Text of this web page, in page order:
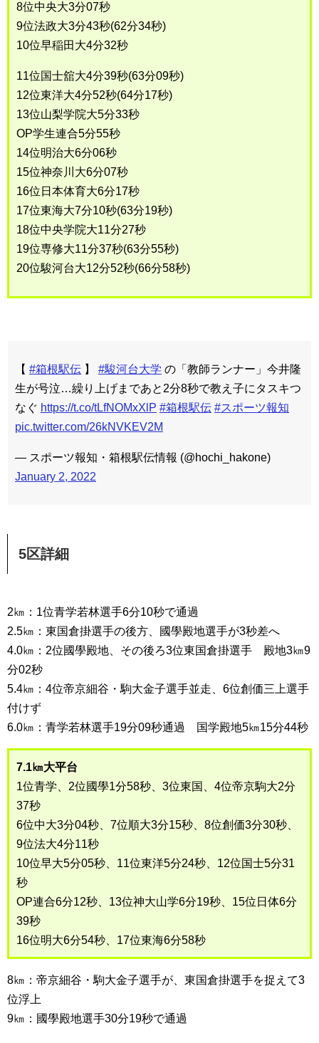
8位中央大3分07秒
9位法政大3分43秒(62分34秒)
10位早稲田大4分32秒
11位国士舘大4分39秒(63分09秒)
12位東洋大4分52秒(64分17秒)
13位山梨学院大5分33秒
OP学生連合5分55秒
14位明治大6分06秒
15位神奈川大6分07秒
16位日本体育大6分17秒
17位東海大7分10秒(63分19秒)
18位中央学院大11分27秒
19位専修大11分37秒(63分55秒)
20位駿河台大12分52秒(66分58秒)
【 #箱根駅伝 】 #駿河台大学 の「教師ランナー」今井隆
生が号泣…繰り上げまであと2分8秒で教え子にタスキつ
なぐ https://t.co/tLfNOMxXlP #箱根駅伝 #スポーツ報知
pic.twitter.com/26kNVKEV2M
— スポーツ報知・箱根駅伝情報 (@hochi_hakone)
January 2, 2022
5区詳細
2㎞：1位青学若林選手6分10秒で通過
2.5㎞：東国倉掛選手の後方、國學殿地選手が3秒差へ
4.0㎞：2位國學殿地、その後ろ3位東国倉掛選手 殿地3㎞9
分02秒
5.4㎞：4位帝京細谷・駒大金子選手並走、6位創価三上選手
付けず
6.0㎞：青学若林選手19分09秒通過 国学殿地5㎞15分44秒
7.1㎞大平台
1位青学、2位國學1分58秒、3位東国、4位帝京駒大2分
37秒
6位中大3分04秒、7位順大3分15秒、8位創価3分30秒、
9位法大4分11秒
10位早大5分05秒、11位東洋5分24秒、12位国士5分31
秒
OP連合6分12秒、13位神大山学6分19秒、15位日体6分
39秒
16位明大6分54秒、17位東海6分58秒
8㎞：帝京細谷・駒大金子選手が、東国倉掛選手を捉えて3
位浮上
9㎞：國學殿地選手30分19秒で通過